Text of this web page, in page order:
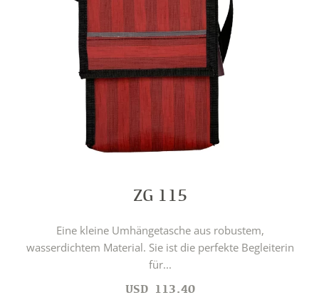
ZG 115
Eine kleine Umhängetasche aus robustem,
wasserdichtem Material. Sie ist die perfekte Begleiterin
für...
USD 113.40